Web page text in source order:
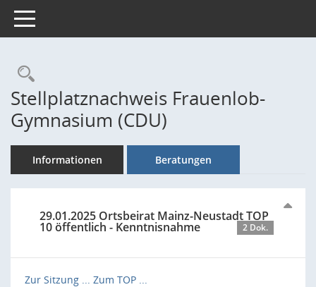
Toggle navigation
Rechercheauswahl
Stellplatznachweis Frauenlob-
Gymnasium (CDU)
Informationen Beratungen
29.01.2025 Ortsbeirat Mainz-Neustadt TOP
10 öffentlich - Kenntnisnahme 2 Dok.
Zur Sitzung ... Zum TOP ...